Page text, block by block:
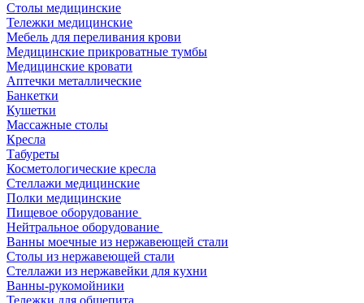
Столы медицинские
Тележки медицинские
Мебель для переливания крови
Медицинские прикроватные тумбы
Медицинские кровати
Аптечки металлические
Банкетки
Кушетки
Массажные столы
Кресла
Табуреты
Косметологические кресла
Стеллажи медицинские
Полки медицинские
Пищевое оборудование
Нейтральное оборудование
Ванны моечные из нержавеющей стали
Столы из нержавеющей стали
Стеллажи из нержавейки для кухни
Ванны-рукомойники
Тележки для общепита